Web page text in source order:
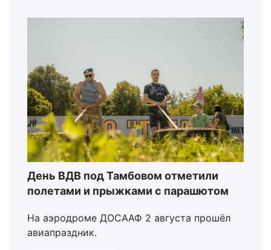
День ВДВ под Тамбовом отметили
полетами и прыжками с парашютом
На аэродроме ДОСААФ 2 августа прошёл
авиапраздник.